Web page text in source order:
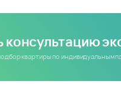
консультацию
квартиры по индивидуальным